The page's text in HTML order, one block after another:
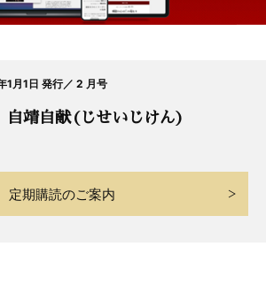
1月1日 発行／ 2 月号
自靖自献(じせいじけん)
定期購読のご案内